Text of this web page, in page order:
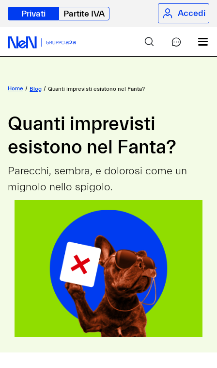
Privati Partite IVA Accedi
Home Blog Quanti imprevisti esistono nel Fanta?
Quanti imprevisti
esistono nel Fanta?
Parecchi, sembra, e dolorosi come un
mignolo nello spigolo.